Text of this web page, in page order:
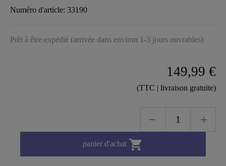
Numéro d'article: 33190
Prêt à être expédié (arrivée dans environ 1-3 jours ouvrables)
149,99 €
(TTC | livraison gratuite)
panier d'achat 